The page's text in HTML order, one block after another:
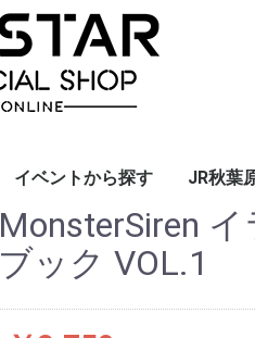
イベントから探す JR秋葉
MonsterSiren
ブック VOL.1